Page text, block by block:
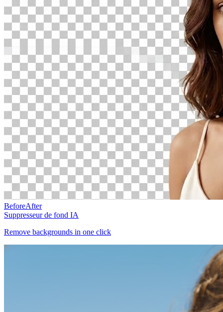
BeforeAfter
Suppresseur de fond IA
Remove backgrounds in one click